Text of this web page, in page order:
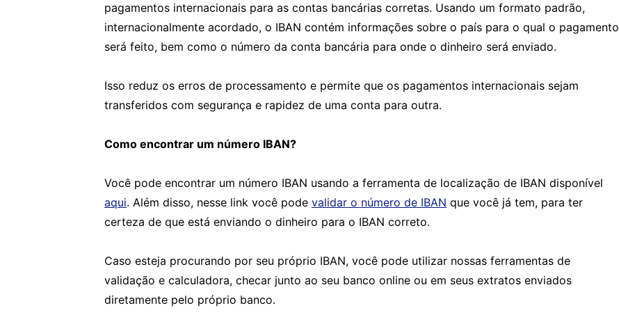
pagamentos internacionais para as contas bancárias corretas. Usando um formato padrão,
internacionalmente acordado, o IBAN contém informações sobre o país para o qual o pagamento
será feito, bem como o número da conta bancária para onde o dinheiro será enviado.
Isso reduz os erros de processamento e permite que os pagamentos internacionais sejam
transferidos com segurança e rapidez de uma conta para outra.
Como encontrar um número IBAN?
Você pode encontrar um número IBAN usando a ferramenta de localização de IBAN disponível
aqui. Além disso, nesse link você pode validar o número de IBAN que você já tem, para ter
certeza de que está enviando o dinheiro para o IBAN correto.
Caso esteja procurando por seu próprio IBAN, você pode utilizar nossas ferramentas de
validação e calculadora, checar junto ao seu banco online ou em seus extratos enviados
diretamente pelo próprio banco.